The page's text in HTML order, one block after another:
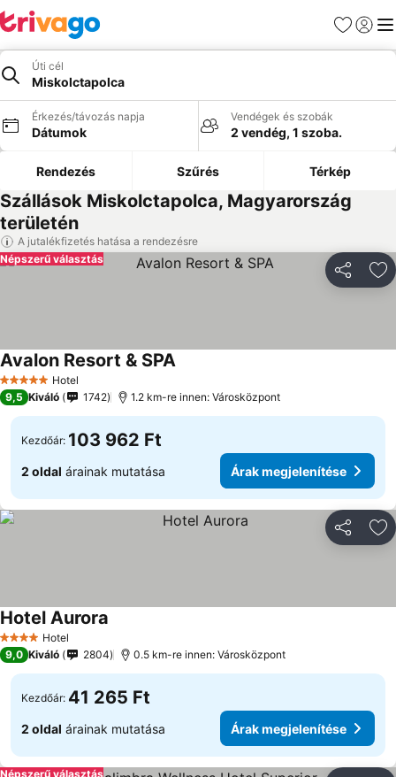
Kedvencek
Úti cél
Miskolctapolca
Érkezés/távozás napja
Dátumok
Vendégek és szobák
2 vendég, 1 szoba.
Rendezés Szűrés Térkép
Szállások Miskolctapolca, Magyarország
területén
A jutalékfizetés hatása a rendezésre
Népszerű választás
5 KategóriaHotel
Avalon Resort & SPAÁrak megjelenítése
9,5 Kiváló 1742 1.2 km-re innen: Városközpont
Kezdőár: 103 962 Ft
2 oldal árainak mutatása Árak megjelenítése
4 KategóriaHotel
Hotel Aurora
9,0 Kiváló 2804 0.5 km-re innen: Városközpont
Kezdőár: 41 265 Ft
2 oldal árainak mutatása Árak megjelenítése
Népszerű választás